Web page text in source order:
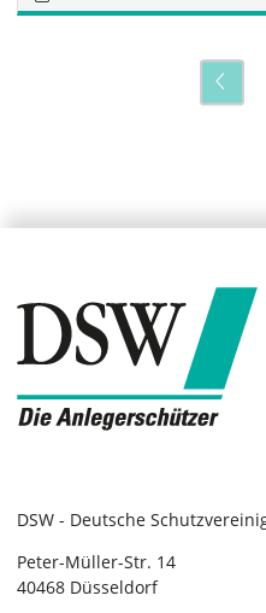
DSW - Deutsche
Peter-Müller-Str. 14
40468 Düsseldorf